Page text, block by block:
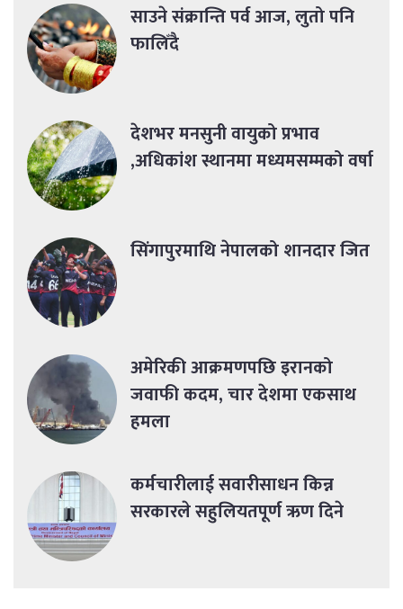
साउने संक्रान्ति पर्व आज, लुतो पनि
फालिँदै
देशभर मनसुनी वायुको प्रभाव
,अधिकांश स्थानमा मध्यमसम्मको वर्षा
सिंगापुरमाथि नेपालको शानदार जित
अमेरिकी आक्रमणपछि इरानको
जवाफी कदम, चार देशमा एकसाथ
हमला
कर्मचारीलाई सवारीसाधन किन्न
सरकारले सहुलियतपूर्ण ऋण दिने